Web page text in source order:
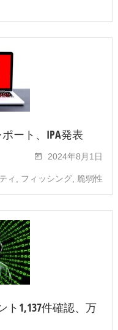
ート、IPA発表
2024年8月1日
ィ フィッシング 脆弱性
ト1,137件確認、万